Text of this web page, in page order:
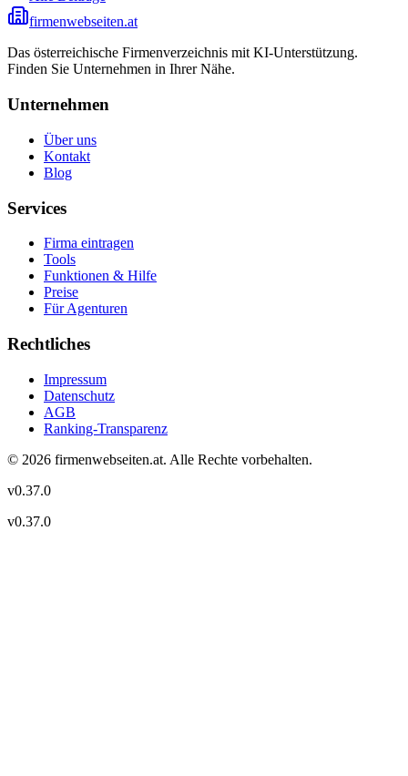
firmenwebseiten.at
Das österreichische Firmenverzeichnis mit KI-Unterstützung.
Finden Sie Unternehmen in Ihrer Nähe.
Unternehmen
Über uns
Kontakt
Blog
Services
Firma eintragen
Tools
Funktionen & Hilfe
Preise
Für Agenturen
Rechtliches
Impressum
Datenschutz
AGB
Ranking-Transparenz
© 2026 firmenwebseiten.at. Alle Rechte vorbehalten.
v0.37.0
v0.37.0